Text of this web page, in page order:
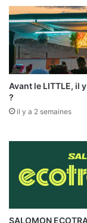
Avant le LITTLE, il
?
il y a 2 semaines
SALOMON